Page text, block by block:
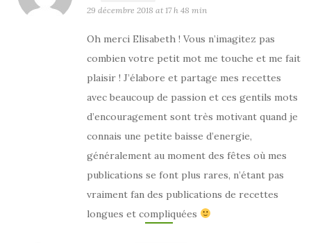
29 décembre 2018 at 17 h 48 min
Oh merci Elisabeth ! Vous n’imagitez pas
combien votre petit mot me touche et me fait
plaisir ! J’élabore et partage mes recettes
avec beaucoup de passion et ces gentils mots
d’encouragement sont très motivant quand je
connais une petite baisse d’energie,
généralement au moment des fêtes où mes
publications se font plus rares, n’étant pas
vraiment fan des publications de recettes
longues et compliquées